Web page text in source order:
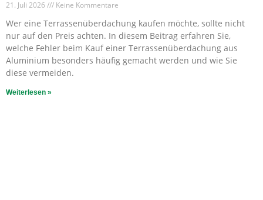
21. Juli 2026 Keine Kommentare
Wer eine Terrassenüberdachung kaufen möchte, sollte nicht
nur auf den Preis achten. In diesem Beitrag erfahren Sie,
welche Fehler beim Kauf einer Terrassenüberdachung aus
Aluminium besonders häufig gemacht werden und wie Sie
diese vermeiden.
Weiterlesen »